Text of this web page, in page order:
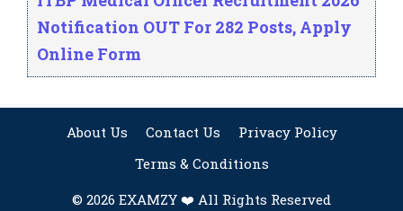
Notification OUT For 282 Posts, Apply
Online Form
About Us Contact Us
Privacy Policy
Terms & Conditions
© 2026 EXAMZY ❤️ All Rights Reserved